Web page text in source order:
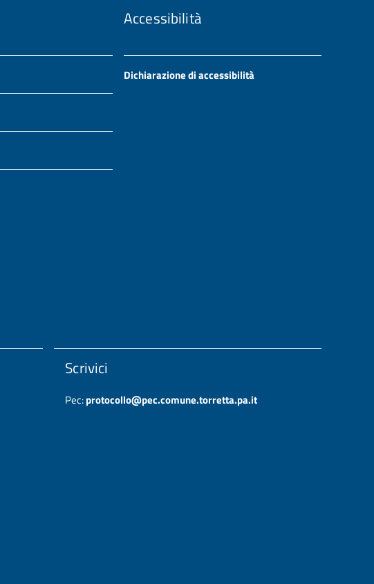
Accessibilità
Dichiarazione di accessibilità
Scrivici
Pec:protocollo@pec.comune.torretta.pa.it